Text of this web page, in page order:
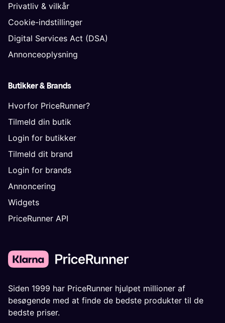
Privatliv & vilkår
Cookie-indstillinger
Digital Services Act (DSA)
Annonceoplysning
Butikker & Brands
Hvorfor PriceRunner?
Tilmeld din butik
Login for butikker
Tilmeld dit brand
Login for brands
Annoncering
Widgets
PriceRunner API
Siden 1999 har PriceRunner hjulpet millioner af
besøgende med at finde de bedste produkter til de
bedste priser.